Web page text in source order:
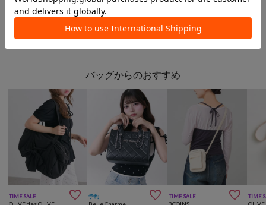
このアイテムを見た人は
こんなアイテムも見ています
バッグからのおすすめ
TIME SALE  予約  TIME SALE  TIME